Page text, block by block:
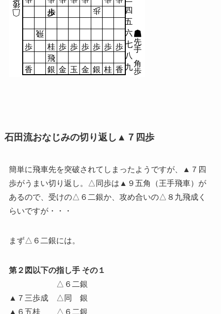
四
五
六
七
八
九
歩
歩
飛
歩
桂 歩 歩 歩 歩 歩 歩
飛
香
銀 金 玉 金 銀 桂 香 歩
角
手
先
後
石田流おなじみの切り返し▲７四歩
簡単に飛車先を突破されてしまったようですが、▲７四
歩がうまい切り返し。△同歩は▲９五角（王手飛車）が
あるので、受けの△６二銀か、攻め合いの△８九飛成く
らいですが・・・
まず△６二銀には。
第２図以下の指し手 その１
△６二銀
▲７三歩成 △同 銀
▲６五桂 △６二銀